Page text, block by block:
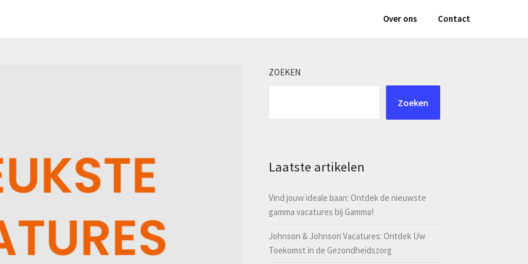
Over ons Contact
ZOEKEN
Zoeken
Laatste artikelen
Vind jouw ideale baan: Ontdek de nieuwste
gamma vacatures bij Gamma!
Johnson & Johnson Vacatures: Ontdek Uw
Toekomst in de Gezondheidszorg